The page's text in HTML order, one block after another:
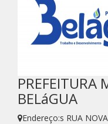
PREFEITURA
BELáGUA
Endereço:s RUA